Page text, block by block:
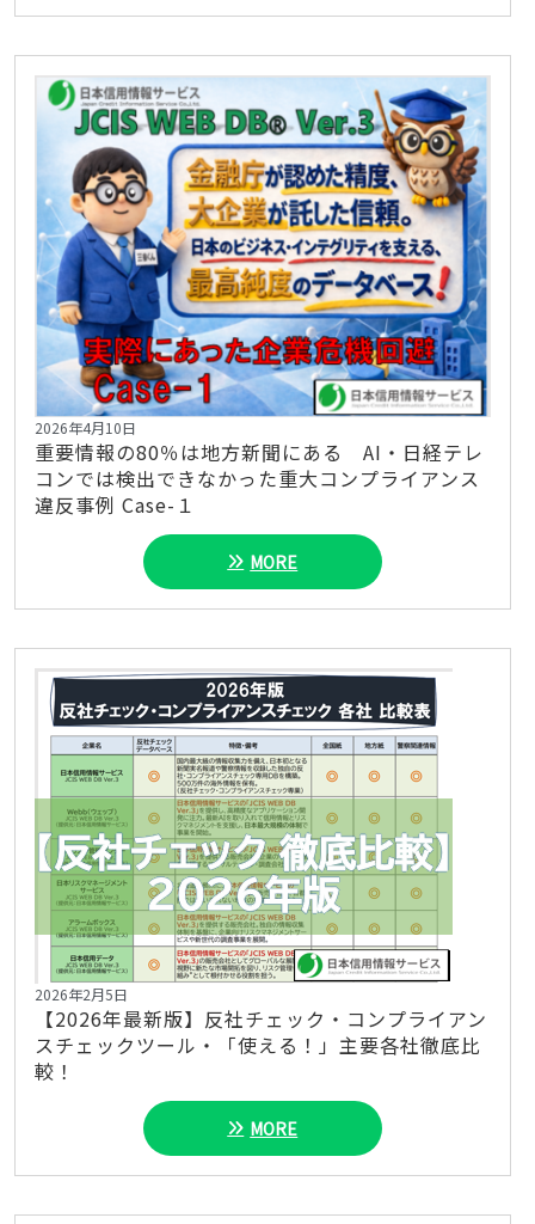
2026年4月10日
重要情報の80％は地方新聞にある AI・日経テレ
コンでは検出できなかった重大コンプライアンス
違反事例 Case-１
MORE
2026年2月5日
【2026年最新版】反社チェック・コンプライアン
スチェックツール・「使える！」主要各社徹底比
較！
MORE